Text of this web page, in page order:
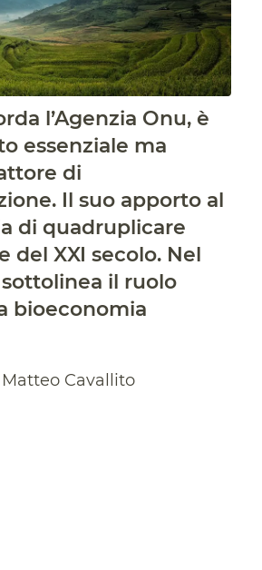
l’Agenzia Onu, è
essenziale ma
di
Il suo apporto al
di quadruplicare
del XXI secolo. Nel
il ruolo
bioeconomia
Cavallito